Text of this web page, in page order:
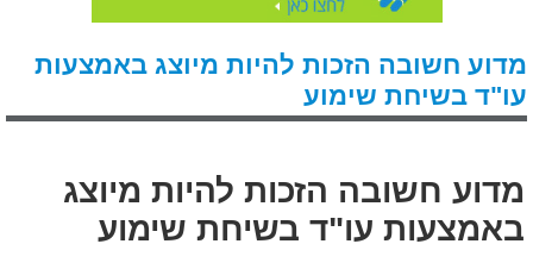
מדוע חשובה הזכות להיות מיוצג באמצעות
עו"ד בשיחת שימוע
מדוע חשובה הזכות להיות מיוצג
באמצעות עו"ד בשיחת שימוע